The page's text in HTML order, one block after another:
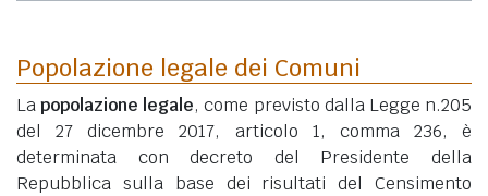
Popolazione legale dei Comuni
Lapopolazione legale, come previsto dalla Legge n.205
del 27 dicembre 2017, articolo 1, comma 236, è
determinata con decreto del Presidente della
Repubblica sulla base dei risultati del Censimento